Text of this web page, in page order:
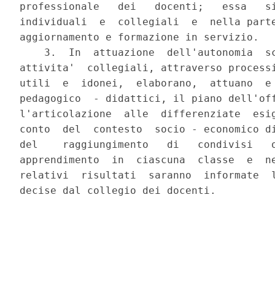
professionale   dei   docenti;   essa
individuali  e  collegiali  e  nella
aggiornamento e formazione in servizio.
3.  In  attuazione  dell'autonomia
attivita'  collegiali, attraverso
utili  e  idonei,  elaborano,  attuano
pedagogico  - didattici, il piano
l'articolazione  alle  differenziate
conto  del  contesto  socio - economico
del    raggiungimento   di
apprendimento  in  ciascuna  classe  e
relativi  risultati  saranno  informate